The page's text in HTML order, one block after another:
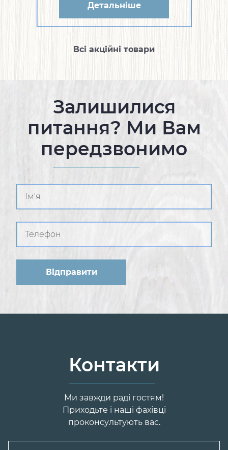
Детальніше
Всі акційні товари
Залишилися
питання? Ми Вам
передзвонимо
Контакти
Ми завжди раді гостям!
Приходьте і наші фахівці
проконсультують вас.